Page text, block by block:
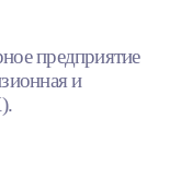
предприятие
и